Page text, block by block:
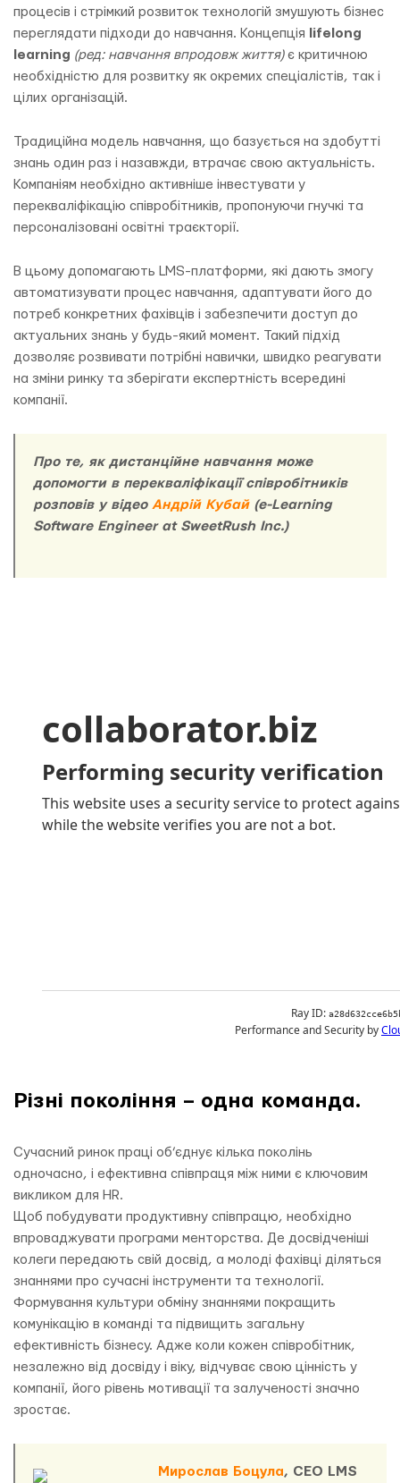
процесів і стрімкий розвиток технологій змушують бізнес
переглядати підходи до навчання. Концепція
lifelong
learning (ред: навчання впродовж життя)є критичною
необхідністю для розвитку як окремих спеціалістів, так і
цілих організацій.
Традиційна модель навчання, що базується на здобутті
знань один раз і назавжди, втрачає свою актуальність.
Компаніям необхідно активніше інвестувати у
перекваліфікацію співробітників, пропонуючи гнучкі та
персоналізовані освітні траєкторії.
В цьому допомагають LMS-платформи, які дають змогу
автоматизувати процес навчання, адаптувати його до
потреб конкретних фахівців і забезпечити доступ до
актуальних знань у будь-який момент. Такий підхід
дозволяє розвивати потрібні навички, швидко реагувати
на зміни ринку та зберігати експертність всередині
компанії.
Про те, як дистанційне навчання може
допомогти в перекваліфікації співробітників
розповів у відео Андрій Кубай(e-Learning
Software Engineer at SweetRush Inc.)
Різні покоління – одна команда.
Сучасний ринок праці об’єднує кілька поколінь
одночасно, і ефективна співпраця між ними є ключовим
викликом для HR.
Щоб побудувати продуктивну співпрацю, необхідно
впроваджувати програми менторства. Де досвідченіші
колеги передають свій досвід, а молоді фахівці діляться
знаннями про сучасні інструменти та технології.
Формування культури обміну знаннями покращить
комунікацію в команді та підвищить загальну
ефективність бізнесу. Адже коли кожен співробітник,
незалежно від досвіду і віку, відчуває свою цінність у
компанії, його рівень мотивації та залученості значно
зростає.
Мирослав Боцула, CEO LMS